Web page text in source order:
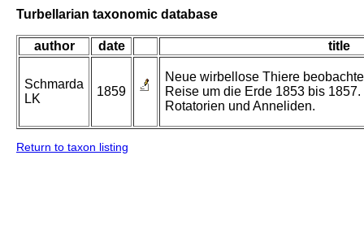
Turbellarian taxonomic database
author date title
Schmarda
LK
1859
Neue wirbellose Thiere
Reise um die Erde 1853 bis
Rotatorien und Anneliden.
Return to taxon listing